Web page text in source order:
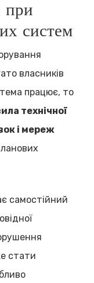
при
систем
власників
працює, то
технічної
і мереж
самостійний
стати